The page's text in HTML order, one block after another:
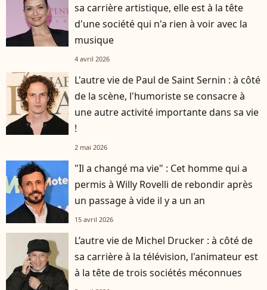
sa carrière artistique, elle est à la tête
d'une société qui n'a rien à voir avec la
musique
4 avril 2026
L'autre vie de Paul de Saint Sernin : à côté
de la scène, l'humoriste se consacre à
une autre activité importante dans sa vie
!
2 mai 2026
"Il a changé ma vie" : Cet homme qui a
permis à Willy Rovelli de rebondir après
un passage à vide il y a un an
15 avril 2026
L’autre vie de Michel Drucker : à côté de
sa carrière à la télévision, l'animateur est
à la tête de trois sociétés méconnues